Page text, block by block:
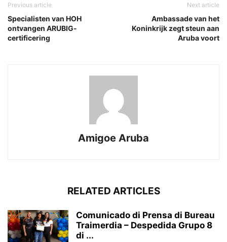
Previous article
Specialisten van HOH
ontvangen ARUBIG-
certificering
Next article
Ambassade van het
Koninkrijk zegt steun aan
Aruba voort
Amigoe Aruba
RELATED ARTICLES
Comunicado di Prensa di Bureau
Traimerdia – Despedida Grupo 8
di ...